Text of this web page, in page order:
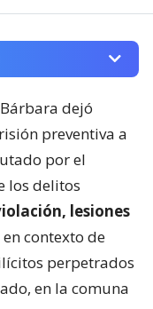
dejó
preventiva a
por el
los delitos
lesiones
en contexto de
perpetrados
en la comuna